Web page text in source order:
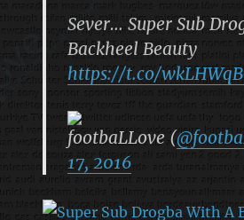
Sever… Super Sub
Backheel Beauty
https://t.co/
footbaLLove (
17, 2016